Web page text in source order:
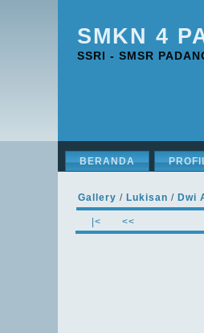
SMKN 4
SSRI - SMSR
BERANDA
Gallery / Lukisan / Dwi
|< <<